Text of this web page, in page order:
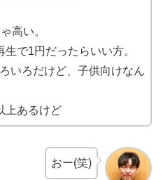
高い。
で1円だったらいい方。
いろだけど、子供向けなん
上あるけど
おー(笑)